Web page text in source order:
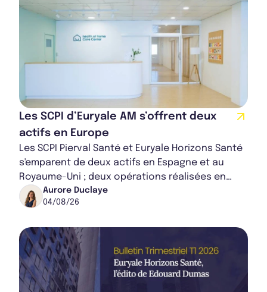
Les SCPI d’Euryale AM s’offrent deux
actifs en Europe
Les SCPI Pierval Santé et Euryale Horizons Santé
s'emparent de deux actifs en Espagne et au
Royaume-Uni ; deux opérations réalisées en
partenariat. Ces co-acquisitions permettent a...
Aurore Duclaye
04/08/26